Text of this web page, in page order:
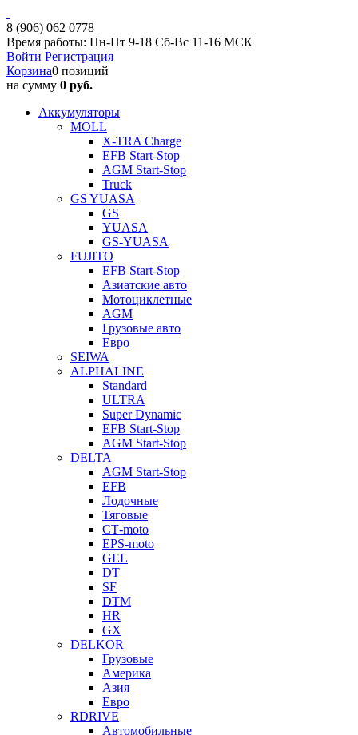
8 (906) 062 0778
Время работы: Пн-Пт 9-18 Сб-Вс 11-16 МСК
Войти Регистрация
Корзина0 позиций
на сумму 0 руб.
Аккумуляторы
MOLL
X-TRA Charge
EFB Start-Stop
AGM Start-Stop
Truck
GS YUASA
GS
YUASA
GS-YUASA
FUJITO
EFB Start-Stop
Азиатские авто
Мотоциклетные
AGM
Грузовые авто
Евро
SEIWA
ALPHALINE
Standard
ULTRA
Super Dynamic
EFB Start-Stop
AGM Start-Stop
DELTA
AGM Start-Stop
EFB
Лодочные
Тяговые
СТ-moto
EPS-moto
GEL
DT
SF
DTM
HR
GX
DELKOR
Грузовые
Америка
Азия
Евро
RDRIVE
Автомобильные